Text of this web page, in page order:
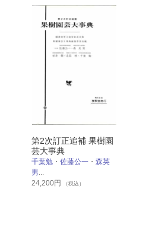
第2次訂正追補 果樹園
芸大事典
千葉勉・ 佐藤公一・ 森英
男...
24,200円 （税込）